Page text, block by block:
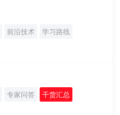
前沿技术
学习路线
专家问答 干货汇总